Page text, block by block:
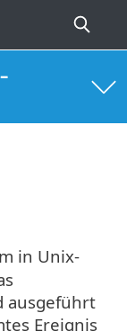
in Unix-
ausgeführt
Ereignis